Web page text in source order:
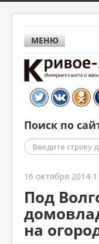
МЕНЮ
Поиск по
Поиск
16 октября 2014
Под
на